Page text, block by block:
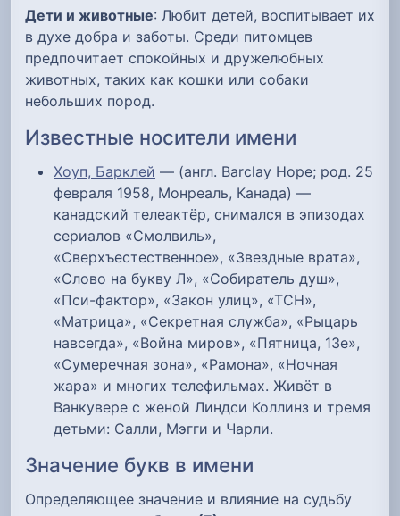
Дети и животные: Любит детей, воспитывает их
в духе добра и заботы. Среди питомцев
предпочитает спокойных и дружелюбных
животных, таких как кошки или собаки
небольших пород.
Известные носители имени
Хоуп, Барклей — (англ. Barclay Hope; род. 25
февраля 1958, Монреаль, Канада) —
канадский телеактёр, снимался в эпизодах
сериалов «Смолвиль»,
«Сверхъестественное», «Звездные врата»,
«Слово на букву Л», «Собиратель душ»,
«Пси-фактор», «Закон улиц», «ТСН»,
«Матрица», «Секретная служба», «Рыцарь
навсегда», «Война миров», «Пятница, 13е»,
«Сумеречная зона», «Рамона», «Ночная
жара» и многих телефильмах. Живёт в
Ванкувере с женой Линдси Коллинз и тремя
детьми: Салли, Мэгги и Чарли.
Значение букв в имени
Определяющее значение и влияние на судьбу